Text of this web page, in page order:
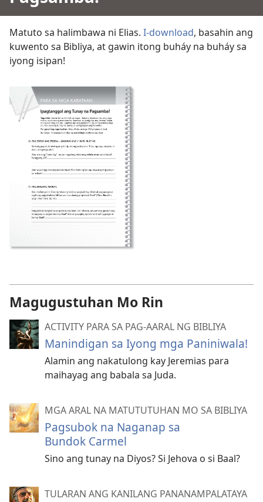
Matuto sa halimbawa ni Elias. I-download, basahin ang
kuwento sa Bibliya, at gawin itong buháy na buháy sa
iyong isipan!
Magugustuhan Mo Rin
ACTIVITY PARA SA PAG-AARAL NG BIBLIYA
Manindigan sa Iyong mga Paniniwala!
Alamin ang nakatulong kay Jeremias para
maihayag ang babala sa Juda.
MGA ARAL NA MATUTUTUHAN MO SA BIBLIYA
Pagsubok na Naganap sa
Bundok Carmel
Sino ang tunay na Diyos? Si Jehova o si Baal?
TULARAN ANG KANILANG PANANAMPALATAYA